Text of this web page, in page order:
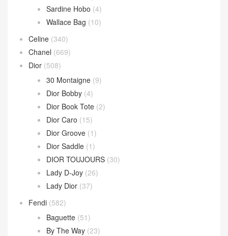
Sardine Hobo (4)
Wallace Bag (10)
Celine (340)
Chanel (669)
Dior (508)
30 Montaigne (9)
Dior Bobby (4)
Dior Book Tote (2)
Dior Caro (15)
Dior Groove (1)
Dior Saddle (1)
DIOR TOUJOURS (30)
Lady D-Joy (26)
Lady Dior (37)
Fendi (582)
Baguette (51)
By The Way (23)